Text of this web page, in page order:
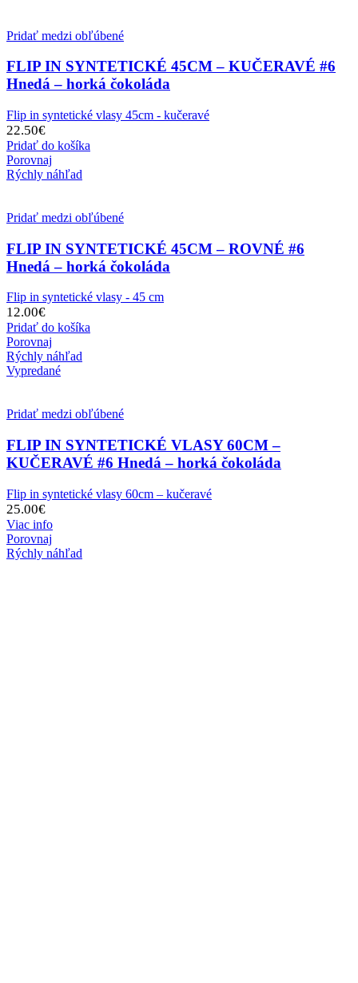
Pridať medzi obľúbené
FLIP IN SYNTETICKÉ 45CM – KUČERAVÉ #6
Hnedá – horká čokoláda
Flip in syntetické vlasy 45cm - kučeravé
22.50€
Pridať do košíka
Porovnaj
Rýchly náhľad
Pridať medzi obľúbené
FLIP IN SYNTETICKÉ 45CM – ROVNÉ #6
Hnedá – horká čokoláda
Flip in syntetické vlasy - 45 cm
12.00€
Pridať do košíka
Porovnaj
Rýchly náhľad
Vypredané
Pridať medzi obľúbené
FLIP IN SYNTETICKÉ VLASY 60CM –
KUČERAVÉ #6 Hnedá – horká čokoláda
Flip in syntetické vlasy 60cm – kučeravé
25.00€
Viac info
Porovnaj
Rýchly náhľad